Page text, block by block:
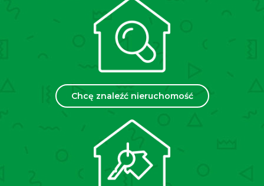
Chcę znaleźć nieruchomość
Zadowolonych klientów
35